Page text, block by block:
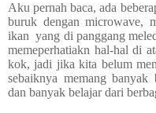
Aku pernah baca, ada
buruk dengan microwave,
ikan yang di panggang
memeperhatiakn hal-hal di
kok, jadi jika kita belum
sebaiknya memang banyak
dan banyak belajar dari